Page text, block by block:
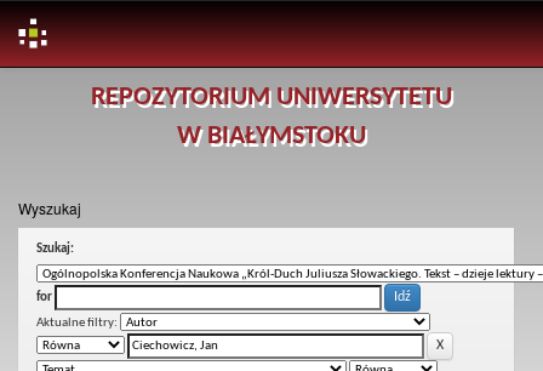
REPOZYTORIUM UNIWERSYTETU
W BIAŁYMSTOKU
Wyszukaj
Szukaj:
for
Aktualne filtry: